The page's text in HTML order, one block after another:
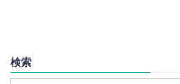
検索